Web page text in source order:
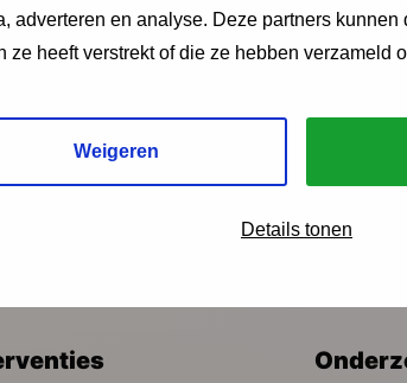
adverteren en analyse. Deze partners
ze heeft verstrekt of die ze hebben verzameld
Weigeren
Details tonen